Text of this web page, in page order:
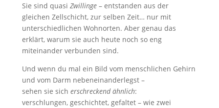
Sie sind quasi Zwillinge– entstanden aus der
gleichen Zellschicht, zur selben Zeit… nur mit
unterschiedlichen Wohnorten. Aber genau das
erklärt, warum sie auch heute noch so eng
miteinander verbunden sind.
Und wenn du mal ein Bild vom menschlichen Gehirn
und vom Darm nebeneinanderlegst –
sehen sie sich erschreckend ähnlich:
verschlungen, geschichtet, gefaltet – wie zwei